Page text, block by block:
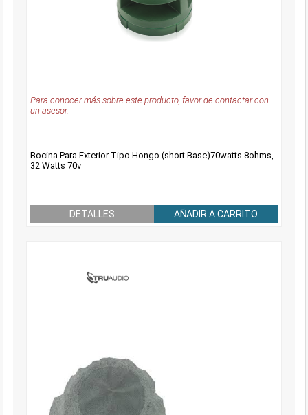
Para conocer más sobre este producto, favor de contactar con
un asesor.
Bocina Para Exterior Tipo Hongo (short Base)70watts 8ohms,
32 Watts 70v
DETALLES AÑADIR A CARRITO